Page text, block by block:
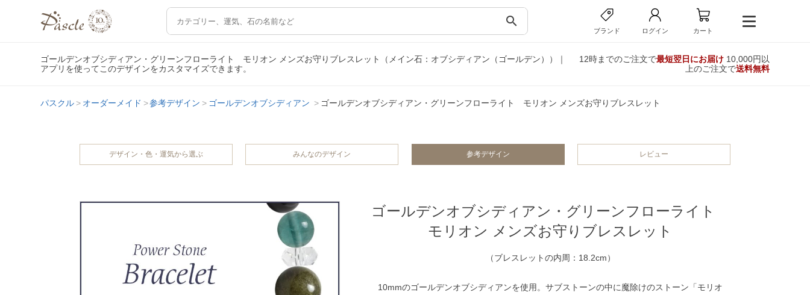
search
ブランド ログイン カート
ゴールデンオブシディアン・グリーンフローライト モリオン メンズお守りブレスレット（メイン石：オブシディアン（ゴールデン））｜
アプリを使ってこのデザインをカスタマイズできます。
12時までのご注文で最短翌日にお届け10,000円以
上のご注文で送料無料
パスクル オーダーメイド 参考デザイン ゴールデンオブシディアン ゴールデンオブシディアン・グリーンフローライト モリオン メンズお守りブレスレット
デザイン・色・運気から選ぶ みんなのデザイン 参考デザイン レビュー
ゴールデンオブシディアン・グリーンフローライト
モリオン メンズお守りブレスレット
（ブレスレットの内周：18.2cm）
10mmのゴールデンオブシディアンを使用。サブストーンの中に魔除けのストーン「モリオ